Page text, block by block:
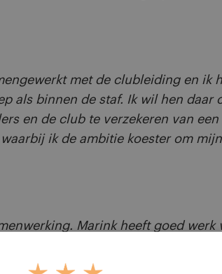
met de clubleiding en ik
als binnen de staf. Ik wil hen daar
en de club te verzekeren van
ik de ambitie koester om
Marink heeft goed
ambities om een eerste elftal